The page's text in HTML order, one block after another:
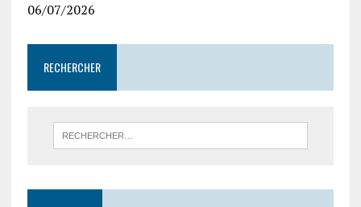
06/07/2026
RECHERCHER